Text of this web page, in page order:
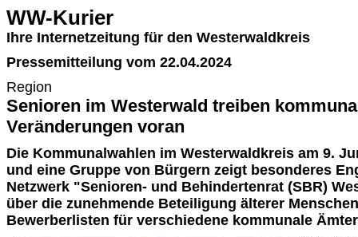
WW-Kurier
Ihre Internetzeitung für den Westerwaldkreis
Pressemitteilung vom 22.04.2024
Region
Senioren im Westerwald treiben
Veränderungen voran
Die Kommunalwahlen im Westerwaldkreis am 9.
und eine Gruppe von Bürgern zeigt besonderes
Netzwerk "Senioren- und Behindertenrat (SBR)
über die zunehmende Beteiligung älterer
Bewerberlisten für verschiedene kommunale